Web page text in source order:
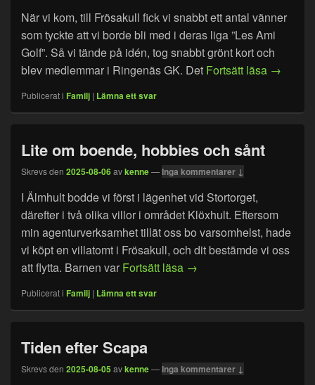
När vi kom, till Frösakull fick vi snabbt ett antal vänner
som tyckte att vi borde bli med i deras liga ”Les Ami
Golf”. Så vi tände på idén, tog snabbt grönt kort och
blev medlemmar i Ringenäs GK. Det Fortsätt läsa Vi blev
→
Publicerat i Familj | Lämna ett svar
Lite om boende, hobbies och sånt
Skrevs den 2025-08-06avkenne—Inga kommentarer ↓
I Älmhult bodde vi först i lägenhet vid Stortorget,
därefter i två olika villor i området Klöxhult. Eftersom
min agenturverksamhet tillät oss bo varsomhelst, hade
vi köpt en villatomt i Frösakull, och dit bestämde vi oss
att flytta. Barnen var Fortsätt läsa Lite om boende, hobbies
→
Publicerat i Familj | Lämna ett svar
Tiden efter Scapa
Skrevs den 2025-08-05 avkenne—Inga kommentarer ↓